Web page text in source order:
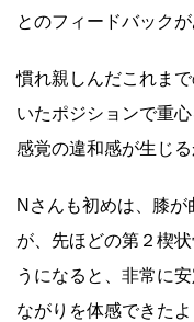
とのフィードバックが
慣れ親しんだこれま
いたポジションで重
感覚の違和感が生じる
Nさんも初めは、膝
が、先ほどの第２楔
うになると、非常に
ながりを体感できたよ